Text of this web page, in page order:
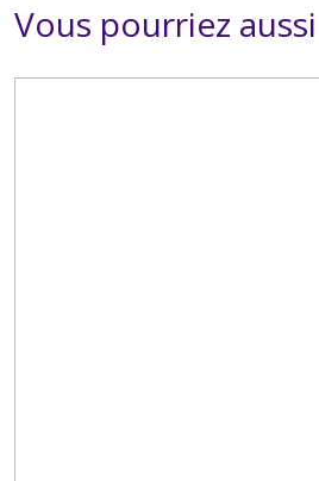
Vous pourriez